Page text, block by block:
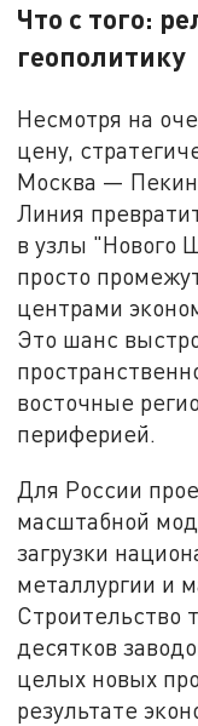
Что с того:
геополитику
Несмотря на
цену,
Москва —
Линия
в узлы "Нового
просто
центрами
Это шанс
восточные
периферией.
Для России
масштабной
загрузки
металлургии и
Строительство
десятков
целых новых
результате